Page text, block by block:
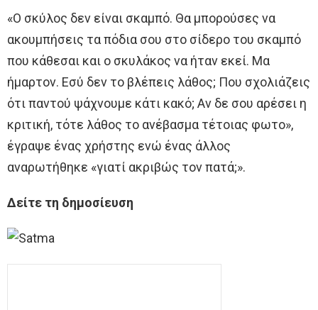
«Ο σκύλος δεν είναι σκαμπό. Θα μπορούσες να
ακουμπήσεις τα πόδια σου στο σίδερο του σκαμπό
που κάθεσαι και ο σκυλάκος να ήταν εκεί. Μα
ήμαρτον. Εσύ δεν το βλέπεις λάθος; Που σχολιάζεις
ότι παντού ψάχνουμε κάτι κακό; Αν δε σου αρέσει η
κριτική, τότε λάθος το ανέβασμα τέτοιας φωτο»,
έγραψε ένας χρήστης ενώ ένας άλλος
αναρωτήθηκε «γιατί ακριβώς τον πατά;».
Δείτε τη δημοσίευση